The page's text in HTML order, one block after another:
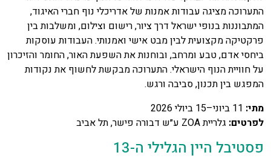
התערוכה מציגה עבודות אמנות של אדריכלי נוף חברי האיגוד,
המתבוננות בנופי ישראל דרך ציור, רישום וצילום, ומשלבות בין
פרקטיקה מקצועית לבין מבט אישי ואמנותי. העבודות עוסקות
ביחסי אדם, טבע ומרחב, ובוחנות את השפעת האור, החומר והזיכרון
על חוויית הנוף הישראלי. התערוכה מבקשת לחשוף את נקודות
המפגש בין תכנון, סביבה ורגש.
מתי:
לפרטים: גלריית ZOA ע״ש דבורה פישר, תל אביב
פסטיבל היין הגלילי ה-13